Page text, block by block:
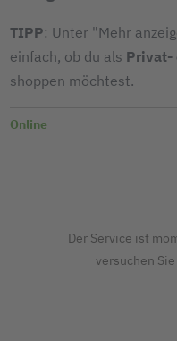
TIPP: Unter "Mehr
einfach, ob du als Privat-
shoppen möchtest.
Online
Der Service ist
versuchen